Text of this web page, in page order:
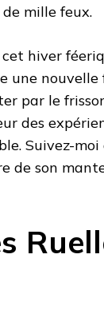
mille feux.
hiver
une
par le
des
Suivez-
de son